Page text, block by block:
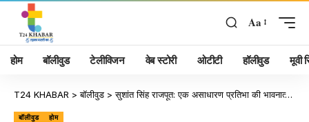
Aa
होम बॉलीवुड टेलीविजन वेब स्टोरी ओटीटी हॉलीवुड मूवी
T24 KHABAR >बॉलीवुड >सुशांत सिंह राजपूत: एक असाधारण प्रतिभा की भावनात्मक यात्रा
बॉलीवुड होम